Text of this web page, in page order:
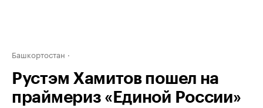
Башкортостан
Рустэм Хамитов пошел на
праймериз «Единой России»